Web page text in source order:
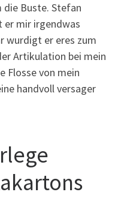
Buste. Stefan
er mir irgendwas
wurdigt er eres zum
Artikulation bei mein
Flosse von mein
handvoll versager